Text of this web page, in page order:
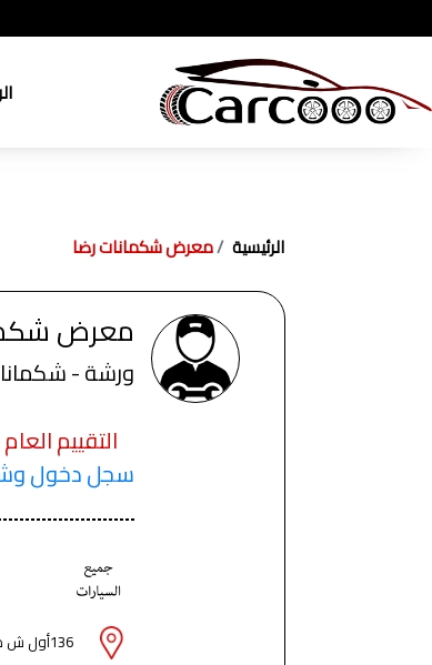
الرئيسية معرض شكمانات رضا
معرض
ورشة -
التقييم العام
سجل دخول
136أول ش متحف المطرية - مسجد خالد بن الوليد - المطرية - القاهرة